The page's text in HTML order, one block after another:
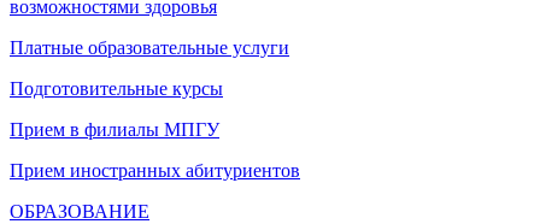
возможностями здоровья
Платные образовательные услуги
Подготовительные курсы
Прием в филиалы МПГУ
Прием иностранных абитуриентов
ОБРАЗОВАНИЕ